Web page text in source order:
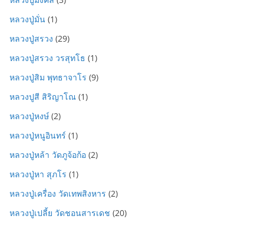
หลวงปู่มั่น (1)
หลวงปู่สรวง (29)
หลวงปู่สรวง วรสุทโธ (1)
หลวงปู่สิม พุทธาจาโร (9)
หลวงปูสี สิริญาโณ (1)
หลวงปู่หงษ์ (2)
หลวงปู่หนูอินทร์ (1)
หลวงปู่หล้า วัดภูจ้อก้อ (2)
หลวงปู่หา สุภโร (1)
หลวงปู่เครื่อง วัดเทพสิงหาร (2)
หลวงปู่เปลี้ย วัดชอนสารเดช (20)